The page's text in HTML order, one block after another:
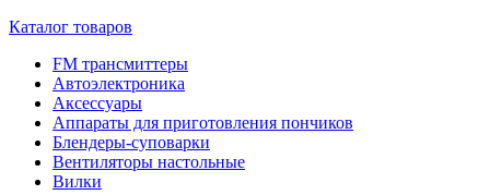
Каталог товаров
FM трансмиттеры
Автоэлектроника
Аксессуары
Аппараты для приготовления пончиков
Блендеры-суповарки
Вентиляторы настольные
Вилки